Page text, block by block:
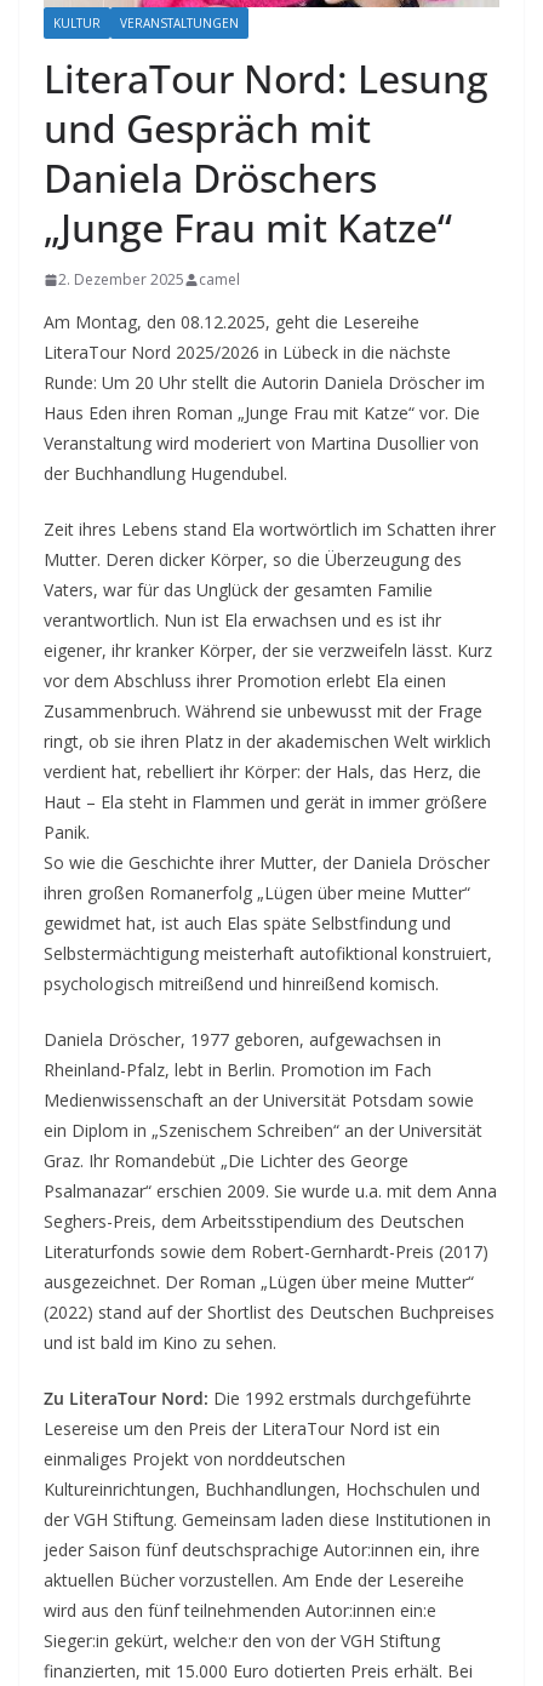
KULTUR VERANSTALTUNGEN
LiteraTour Nord: Lesung
und Gespräch mit
Daniela Dröschers
„Junge Frau mit Katze“
2. Dezember 2025 camel
Am Montag, den 08.12.2025, geht die Lesereihe
LiteraTour Nord 2025/2026 in Lübeck in die nächste
Runde: Um 20 Uhr stellt die Autorin Daniela Dröscher im
Haus Eden ihren Roman „Junge Frau mit Katze“ vor. Die
Veranstaltung wird moderiert von Martina Dusollier von
der Buchhandlung Hugendubel.
Zeit ihres Lebens stand Ela wortwörtlich im Schatten ihrer
Mutter. Deren dicker Körper, so die Überzeugung des
Vaters, war für das Unglück der gesamten Familie
verantwortlich. Nun ist Ela erwachsen und es ist ihr
eigener, ihr kranker Körper, der sie verzweifeln lässt. Kurz
vor dem Abschluss ihrer Promotion erlebt Ela einen
Zusammenbruch. Während sie unbewusst mit der Frage
ringt, ob sie ihren Platz in der akademischen Welt wirklich
verdient hat, rebelliert ihr Körper: der Hals, das Herz, die
Haut – Ela steht in Flammen und gerät in immer größere
Panik.
So wie die Geschichte ihrer Mutter, der Daniela Dröscher
ihren großen Romanerfolg „Lügen über meine Mutter“
gewidmet hat, ist auch Elas späte Selbstfindung und
Selbstermächtigung meisterhaft autofiktional konstruiert,
psychologisch mitreißend und hinreißend komisch.
Daniela Dröscher, 1977 geboren, aufgewachsen in
Rheinland-Pfalz, lebt in Berlin. Promotion im Fach
Medienwissenschaft an der Universität Potsdam sowie
ein Diplom in „Szenischem Schreiben“ an der Universität
Graz. Ihr Romandebüt „Die Lichter des George
Psalmanazar“ erschien 2009. Sie wurde u.a. mit dem Anna
Seghers-Preis, dem Arbeitsstipendium des Deutschen
Literaturfonds sowie dem Robert-Gernhardt-Preis (2017)
ausgezeichnet. Der Roman „Lügen über meine Mutter“
(2022) stand auf der Shortlist des Deutschen Buchpreises
und ist bald im Kino zu sehen.
Zu LiteraTour Nord: Die 1992 erstmals durchgeführte
Lesereise um den Preis der LiteraTour Nord ist ein
einmaliges Projekt von norddeutschen
Kultureinrichtungen, Buchhandlungen, Hochschulen und
der VGH Stiftung. Gemeinsam laden diese Institutionen in
jeder Saison fünf deutschsprachige Autor:innen ein, ihre
aktuellen Bücher vorzustellen. Am Ende der Lesereihe
wird aus den fünf teilnehmenden Autor:innen ein:e
Sieger:in gekürt, welche:r den von der VGH Stiftung
finanzierten, mit 15.000 Euro dotierten Preis erhält. Bei